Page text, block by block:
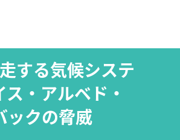
する気候システ
ス・アルベド・
ックの脅威